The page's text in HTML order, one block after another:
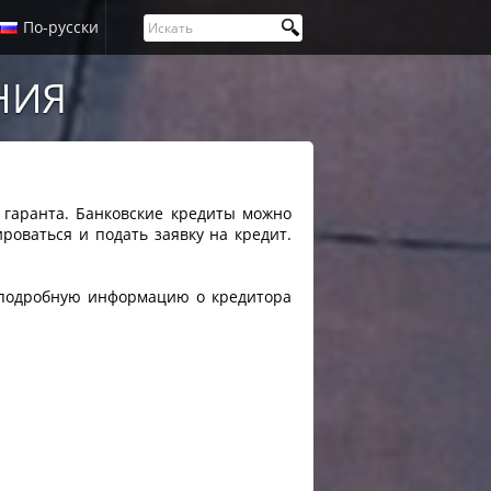
По-русски
Банковские кредиты можно
и подать заявку на кредит.
информацию о кредитора